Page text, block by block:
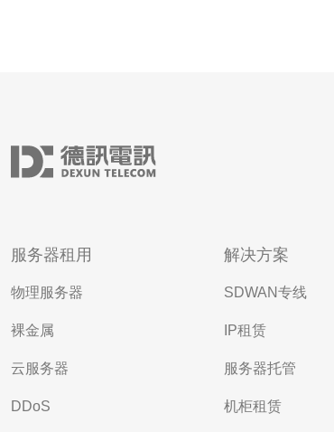
服务器租用
物理服务器
裸金属
云服务器
DDoS
解决方案
SDWAN专线
IP租赁
服务器托管
机柜租赁